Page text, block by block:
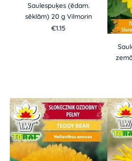
Saulespuķes (ēdam.
sēklām) 20 g Vilmorin
€1.15